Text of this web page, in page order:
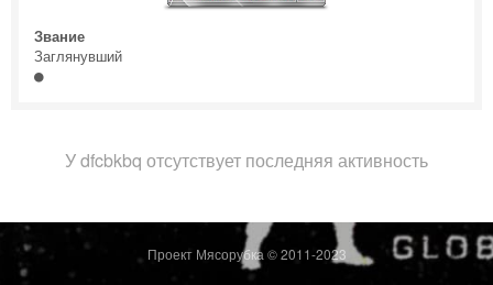
Звание
Заглянувший
У dfcbkbq отсутствует последняя активность
Проект Мясорубка © 2011-2023